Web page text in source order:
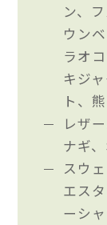
ン、
ウン
ラオ
キジ
ト、
レザ
ナギ
スウ
エス
ーシ